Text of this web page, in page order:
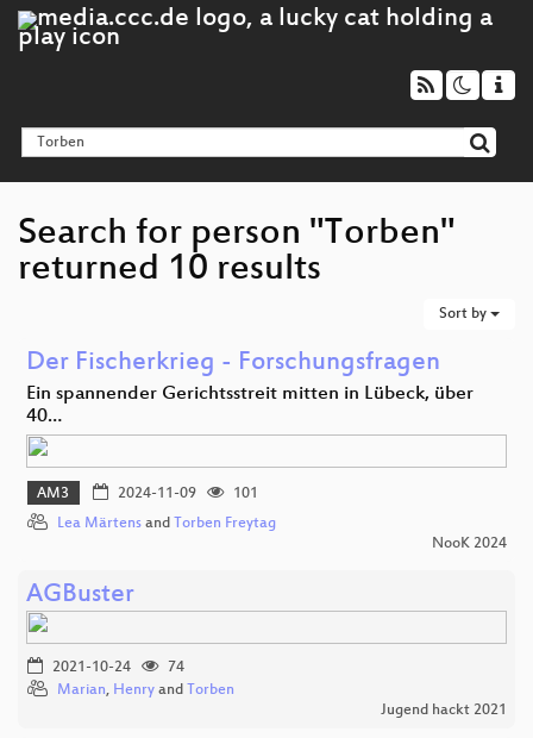
Search for person "Torben"
returned 10 results
Sort by
Der Fischerkrieg - Forschungsfragen
Ein spannender Gerichtsstreit mitten in Lübeck, über
40…
AM3 2024-11-09
101
Lea Märtens and Torben Freytag
NooK 2024
AGBuster
2021-10-24
74
Marian, Henry and Torben
Jugend hackt 2021